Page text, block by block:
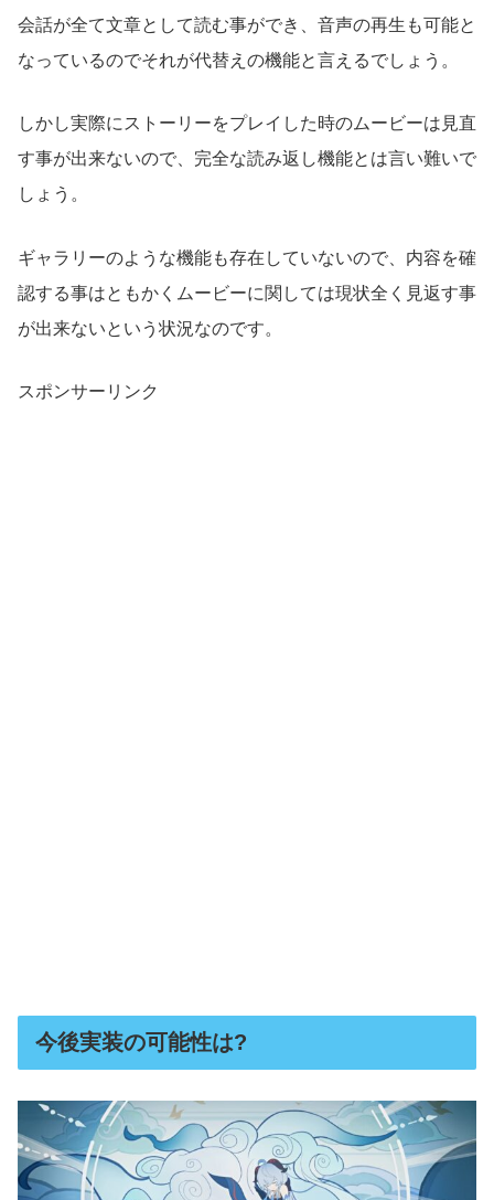
会話が全て文章として読む事ができ、音声の再生も可能と
なっているのでそれが代替えの機能と言えるでしょう。
しかし実際にストーリーをプレイした時のムービーは見直
す事が出来ないので、完全な読み返し機能とは言い難いで
しょう。
ギャラリーのような機能も存在していないので、内容を確
認する事はともかくムービーに関しては現状全く見返す事
が出来ないという状況なのです。
スポンサーリンク
今後実装の可能性は?